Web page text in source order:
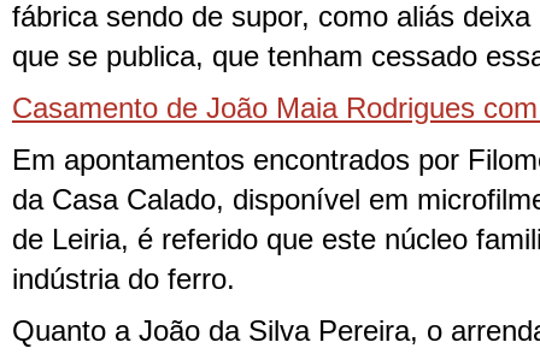
fábrica sendo de supor, como aliás
que se publica, que tenham cessado
Casamento de João Maia Rodrigues
Em apontamentos encontrados por
da Casa Calado, disponível em
de Leiria, é referido que este núcleo
indústria do ferro.
Quanto a João da Silva Pereira, o